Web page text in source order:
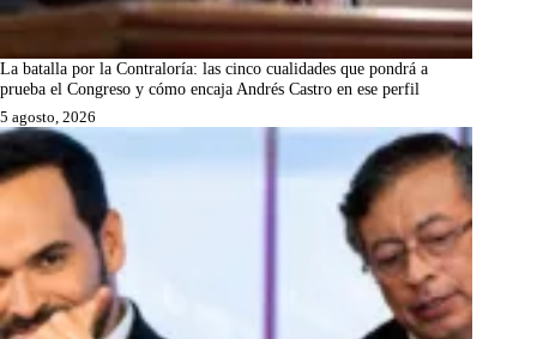
La batalla por la Contraloría: las cinco cualidades que pondrá a
prueba el Congreso y cómo encaja Andrés Castro en ese perfil
5 agosto, 2026